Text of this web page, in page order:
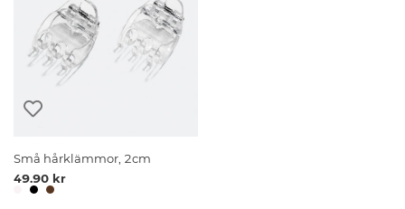
Små hårklämmor, 2cm
49.90 kr